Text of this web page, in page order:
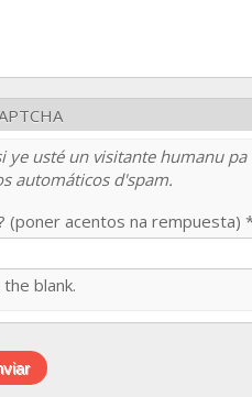
ye usté un visitante humanu pa
automáticos d'spam.
(poner acentos na rempuesta)
the blank.